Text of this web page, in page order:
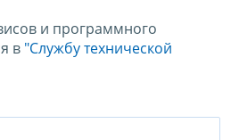
и программного
в "Службу технической